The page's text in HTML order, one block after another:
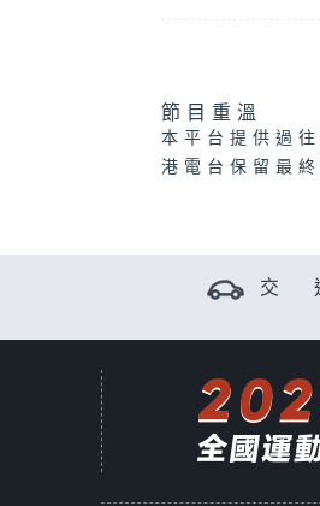
節目重溫
本平台提供過
港電台保留最
交